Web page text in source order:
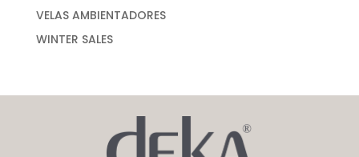
VELAS AMBIENTADORES
WINTER SALES